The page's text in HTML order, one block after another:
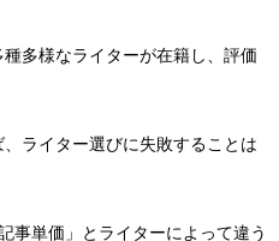
多様なライターが在籍し、評価
ライター選びに失敗することは
事単価」とライターによって違う